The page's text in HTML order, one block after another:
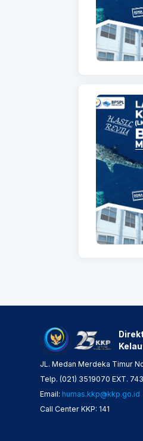
JL. Medan Merdeka Timur
Telp. (021) 3519070 EXT.
Email: humas.kkp@kkp.go.id
Call Center KKP: 141